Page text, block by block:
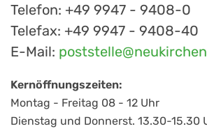
Telefon: +49 9947 - 9408-0
Telefax: +49 9947 - 9408-40
E-Mail:
Kernöffnungszeiten:
Montag - Freitag 08 - 12 Uhr
Dienstag und Donnerst. 13.30-15.30